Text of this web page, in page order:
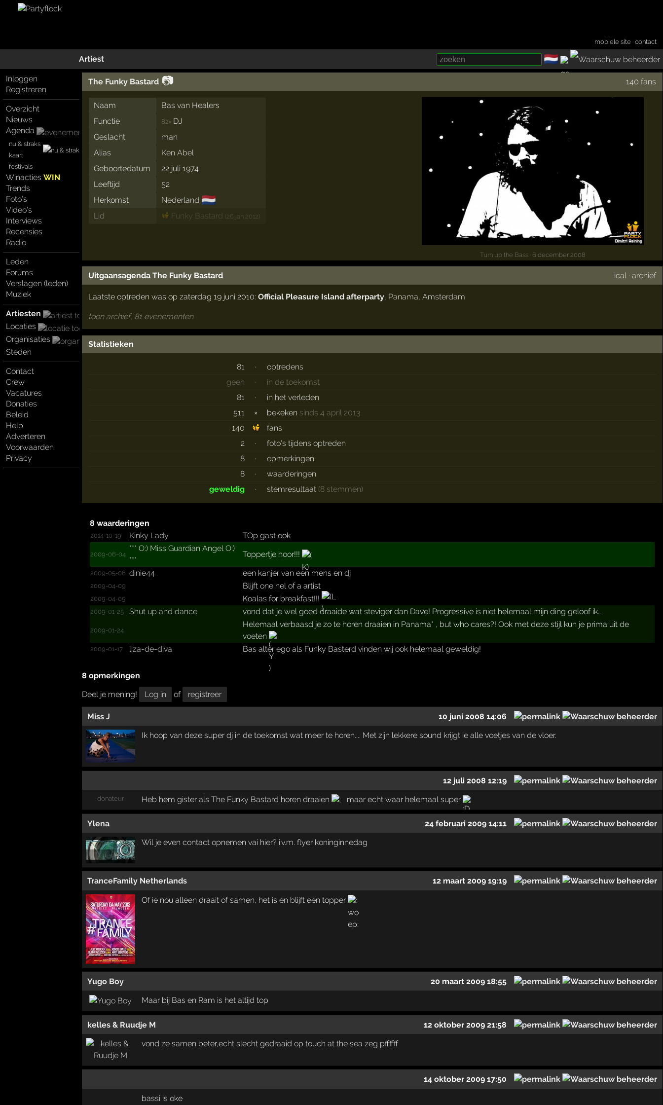
mobiele site ·contact
Artiest 🇳🇱
Inloggen
Registreren
Overzicht
Nieuws
Agenda
nu & straks
kaart
festivals
WinactiesWIN
Trends
Foto's
Video's
Interviews
Recensies
Radio
Leden
Forums
Verslagen (leden)
Muziek
Artiesten
Locaties
Organisaties
Steden
Contact
Crew
Vacatures
Donaties
Beleid
Help
Adverteren
Voorwaarden
Privacy
The Funky Bastard 📷 140 fans
Turn up the Bass · 6 december 2008
Naam
Bas van Healers
Functie
82× DJ
Geslacht
man
Alias
Ken Abel
Geboortedatum
22 juli 1974
Leeftijd
52
Herkomst
Nederland 🇳🇱
Lid Funky Bastard (26 jan 2012)
Uitgaansagenda The Funky Bastard ical ·archief
Laatste optreden was op zaterdag 19 juni 2010: Official Pleasure Island afterparty, Panama, Amsterdam
toon archief, 81 evenementen
Statistieken
81 ·
optredens
geen
·
in de toekomst
81
·
in het verleden
511
× bekeken sinds 4 april 2013
140
fans
2
·
foto's tijdens optreden
8
·
opmerkingen
8
·
waarderingen
geweldig
· stemresultaat (8 stemmen)
8 waarderingen
2014-10-19 Kinky Lady TOp gast ook
2009-06-04
***­ O:) Miss Guardian Angel O:)
***­
Toppertje hoor!!!
2009-05-06 dinie44 een kanjer van een mens en dj
2009-04-09 Blijft one hel of a artist
2009-04-05 Koalas for breakfast!!!
2009-01-25 Shut up and dance vond dat je wel goed draaide wat steviger dan Dave! Progressive is niet helemaal mijn ding geloof ik..
2009-01-24
Helemaal verbaasd je zo te horen draaien in Panama* , but who cares?! Ook met deze stijl kun je prima uit de
voeten
2009-01-17 liza-de-diva Bas alter ego als Funky Basterd vinden wij ook helemaal geweldig!
8 opmerkingen
Deel je mening!
Log in of registreer
Miss J 10 juni 2008 14:06
Ik hoop van deze super dj in de toekomst wat meer te horen.... Met zijn lekkere sound krijgt ie alle voetjes van de vloer.
12 juli 2008 12:19
donateur Heb hem gister als The Funky Bastard horen draaien maar echt waar helemaal super
Ylena 24 februari 2009 14:11
Wil je even contact opnemen vai hier? i.v.m. flyer koninginnedag
TranceFamily Netherlands 12 maart 2009 19:19
Of ie nou alleen draait of samen, het is en blijft een topper
Yugo Boy 20 maart 2009 18:55
Maar bij Bas en Ram is het altijd top
kelles & Ruudje M 12 oktober 2009 21:58
vond ze samen beter,echt slecht gedraaid op touch at the sea zeg pffffff
14 oktober 2009 17:50
bassi is oke